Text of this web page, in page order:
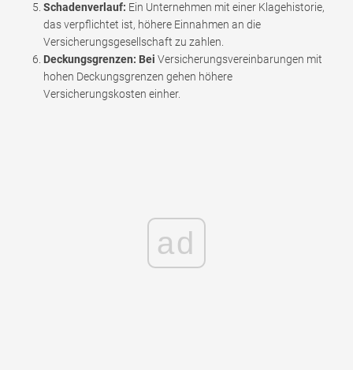
Schadenverlauf: Ein Unternehmen mit einer Klagehistorie,
das verpflichtet ist, höhere Einnahmen an die
Versicherungsgesellschaft zu zahlen.
Deckungsgrenzen: Bei Versicherungsvereinbarungen mit
hohen Deckungsgrenzen gehen höhere
Versicherungskosten einher.
ad